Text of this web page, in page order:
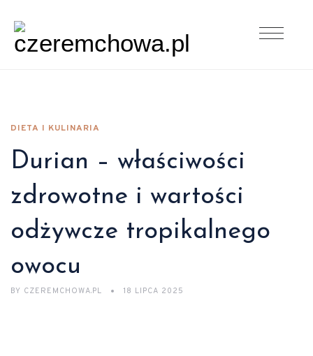
DIETA I KULINARIA
Durian – właściwości
zdrowotne i wartości
odżywcze tropikalnego
owocu
BY CZEREMCHOWA.PL 18 LIPCA 2025